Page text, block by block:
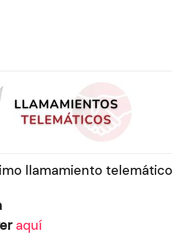
llamamiento telemático
aquí